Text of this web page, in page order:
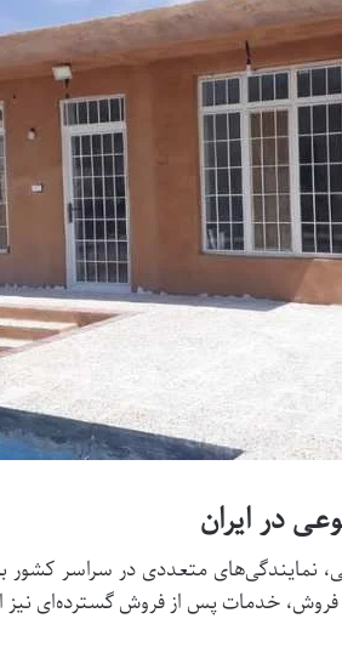
در ایران
نمایندگی‌های متعددی در سراسر کشور
فروش، خدمات پس از فروش گسترده‌ای نیز